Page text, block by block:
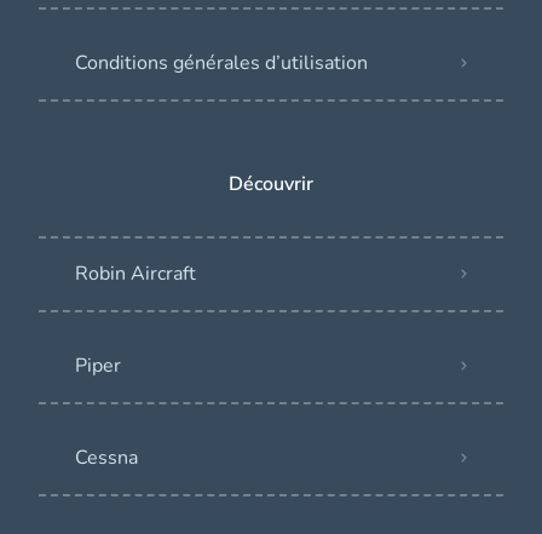
Conditions générales d’utilisation
Découvrir
Robin Aircraft
Piper
Cessna